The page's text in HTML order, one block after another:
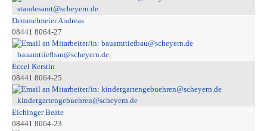
standesamt@scheyern.de
Demmelmeier Andreas
08441 8064-27
bauamttiefbau@scheyern.de
Eccel Kerstin
08441 8064-25
kindergartengebuehren@scheyern.de
Eichinger Beate
08441 8064-23